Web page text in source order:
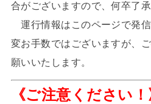
合がございますので、何卒了承
運行情報はこのページで発
変お手数ではございますが、
願いいたします。
《ご注意ください！